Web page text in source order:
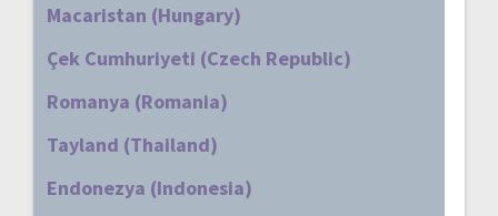
Macaristan (Hungary)
Çek Cumhuriyeti (Czech Republic)
Romanya (Romania)
Tayland (Thailand)
Endonezya (Indonesia)